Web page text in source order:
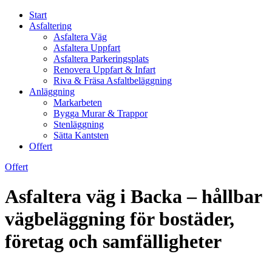
Start
Asfaltering
Asfaltera Väg
Asfaltera Uppfart
Asfaltera Parkeringsplats
Renovera Uppfart & Infart
Riva & Fräsa Asfaltbeläggning
Anläggning
Markarbeten
Bygga Murar & Trappor
Stenläggning
Sätta Kantsten
Offert
Offert
Asfaltera väg i Backa – hållbar
vägbeläggning för bostäder,
företag och samfälligheter